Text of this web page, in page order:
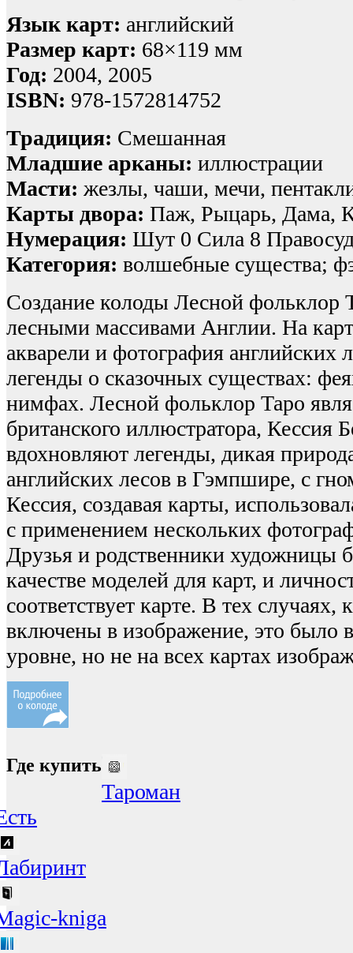
Язык карт: английский
Размер карт: 68×119 мм
Год: 2004, 2005
ISBN: 978-1572814752
Традиция: Смешанная
Младшие арканы: иллюстрации
Масти: жезлы, чаши, мечи,
Карты двора: Паж, Рыцарь, Дама,
Нумерация: Шут 0 Сила 8
Категория: волшебные существа;
Создание колоды Лесной фольклор
лесными массивами Англии. На
акварели и фотография английских
легенды о сказочных существах:
нимфах. Лесной фольклор Таро
британского иллюстратора, Кессия
вдохновляют легенды, дикая
английских лесов в Гэмпшире, с
Кессия, создавая карты,
с применением нескольких
Друзья и родственники художницы
качестве моделей для карт, и
соответствует карте. В тех
включены в изображение, это было
уровне, но не на всех картах
Где купить
Тароман
kniga